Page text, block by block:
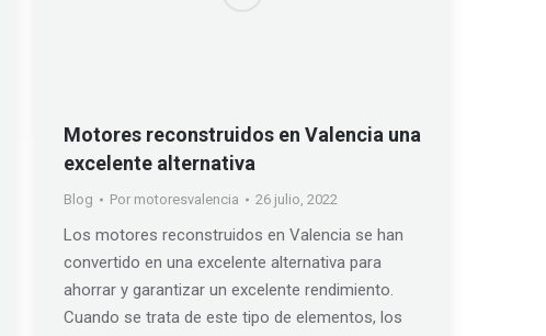
Motores reconstruidos en Valencia una
excelente alternativa
Blog Por motoresvalencia 26 julio, 2022
Los motores reconstruidos en Valencia se han
convertido en una excelente alternativa para
ahorrar y garantizar un excelente rendimiento.
Cuando se trata de este tipo de elementos, los